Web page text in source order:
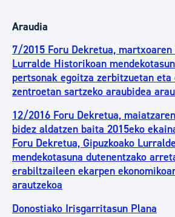
Araudia
7/2015 Foru Dekretua, martxoaren
Lurralde Historikoan
pertsonak egoitza zerbitzuetan eta
zentroetan sartzeko araubidea
12/2016 Foru Dekretua,
bidez aldatzen baita 2015eko
Foru Dekretua, Gipuzkoako
mendekotasuna dutenentzako
erabiltzaileen ekarpen
arautzekoa
Donostiako Irisgarritasun Plana